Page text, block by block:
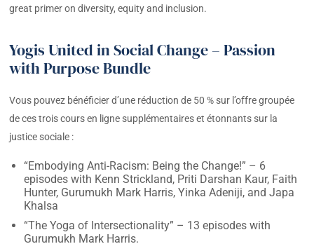
great primer on diversity, equity and inclusion.
Yogis United in Social Change – Passion
with Purpose Bundle
Vous pouvez bénéficier d’une réduction de 50 % sur l’offre groupée
de ces trois cours en ligne supplémentaires et étonnants sur la
justice sociale :
“Embodying Anti-Racism: Being the Change!” – 6
episodes with Kenn Strickland, Priti Darshan Kaur, Faith
Hunter, Gurumukh Mark Harris, Yinka Adeniji, and Japa
Khalsa
“The Yoga of Intersectionality” – 13 episodes with
Gurumukh Mark Harris.